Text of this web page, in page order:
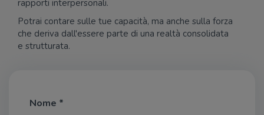
rapporti interpersonali.
Potrai contare sulle tue capacità, ma anche sulla forza
che deriva dall'essere parte di una realtà consolidata
e strutturata.
Nome *